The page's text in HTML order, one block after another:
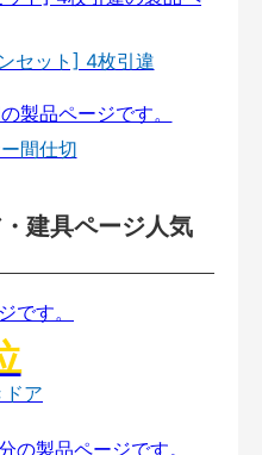
セット] 4枚引違
間仕切
建具ページ人気
ドア